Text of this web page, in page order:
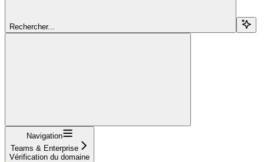
Rechercher...
Navigation
Teams & Enterprise
Vérification du domaine